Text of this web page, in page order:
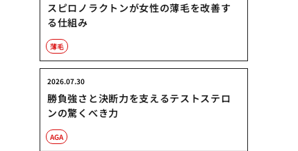
スピロノラクトンが女性の薄毛を改善す
る仕組み
薄毛
勝負強さと決断力を支えるテストステロ
ンの驚くべき力
2026.07.30
AGA